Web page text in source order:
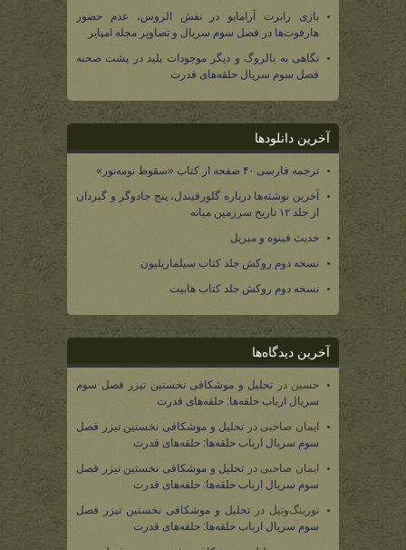
بازی رابرت آرامایو در نقش الروس، عدم حضور
هارفوت‌ها در فصل سوم سریال و تصاویر مجله امپایر
نگاهی به بالروگ و دیگر موجودات پلید در پشت صحنه
فصل سوم سریال حلقه‌های قدرت
آخرین دانلودها
ترجمه فارسی ۴۰ صفحه از کتاب «سقوط نومه‌نور»
آخرین نوشته‌ها درباره گلورفیندل، پنج جادوگر و گیردان
از جلد ۱۲ تاریخ سرزمین میانه
حدیث فینوه و میریل
نسخه دوم روکش جلد کتاب سیلماریلیون
نسخه دوم روکش جلد کتاب هابیت
آخرین دیدگاه‌ها
حسین در تحلیل و موشکافی نخستین تیزر فصل سوم
سریال ارباب حلقه‌ها: حلقه‌های قدرت
ایمان صاحبی در تحلیل و موشکافی نخستین تیزر فصل
سوم سریال ارباب حلقه‌ها: حلقه‌های قدرت
ایمان صاحبی در تحلیل و موشکافی نخستین تیزر فصل
سوم سریال ارباب حلقه‌ها: حلقه‌های قدرت
تورینگ‌وتیل در تحلیل و موشکافی نخستین تیزر فصل
سوم سریال ارباب حلقه‌ها: حلقه‌های قدرت